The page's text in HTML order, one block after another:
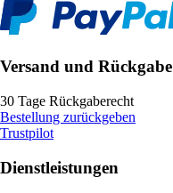
Versand und Rückgabe
30 Tage Rückgaberecht
Bestellung zurückgeben
Trustpilot
Dienstleistungen